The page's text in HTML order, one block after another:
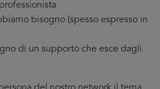
bisogno (spesso espresso in
di un supporto che esce dagli